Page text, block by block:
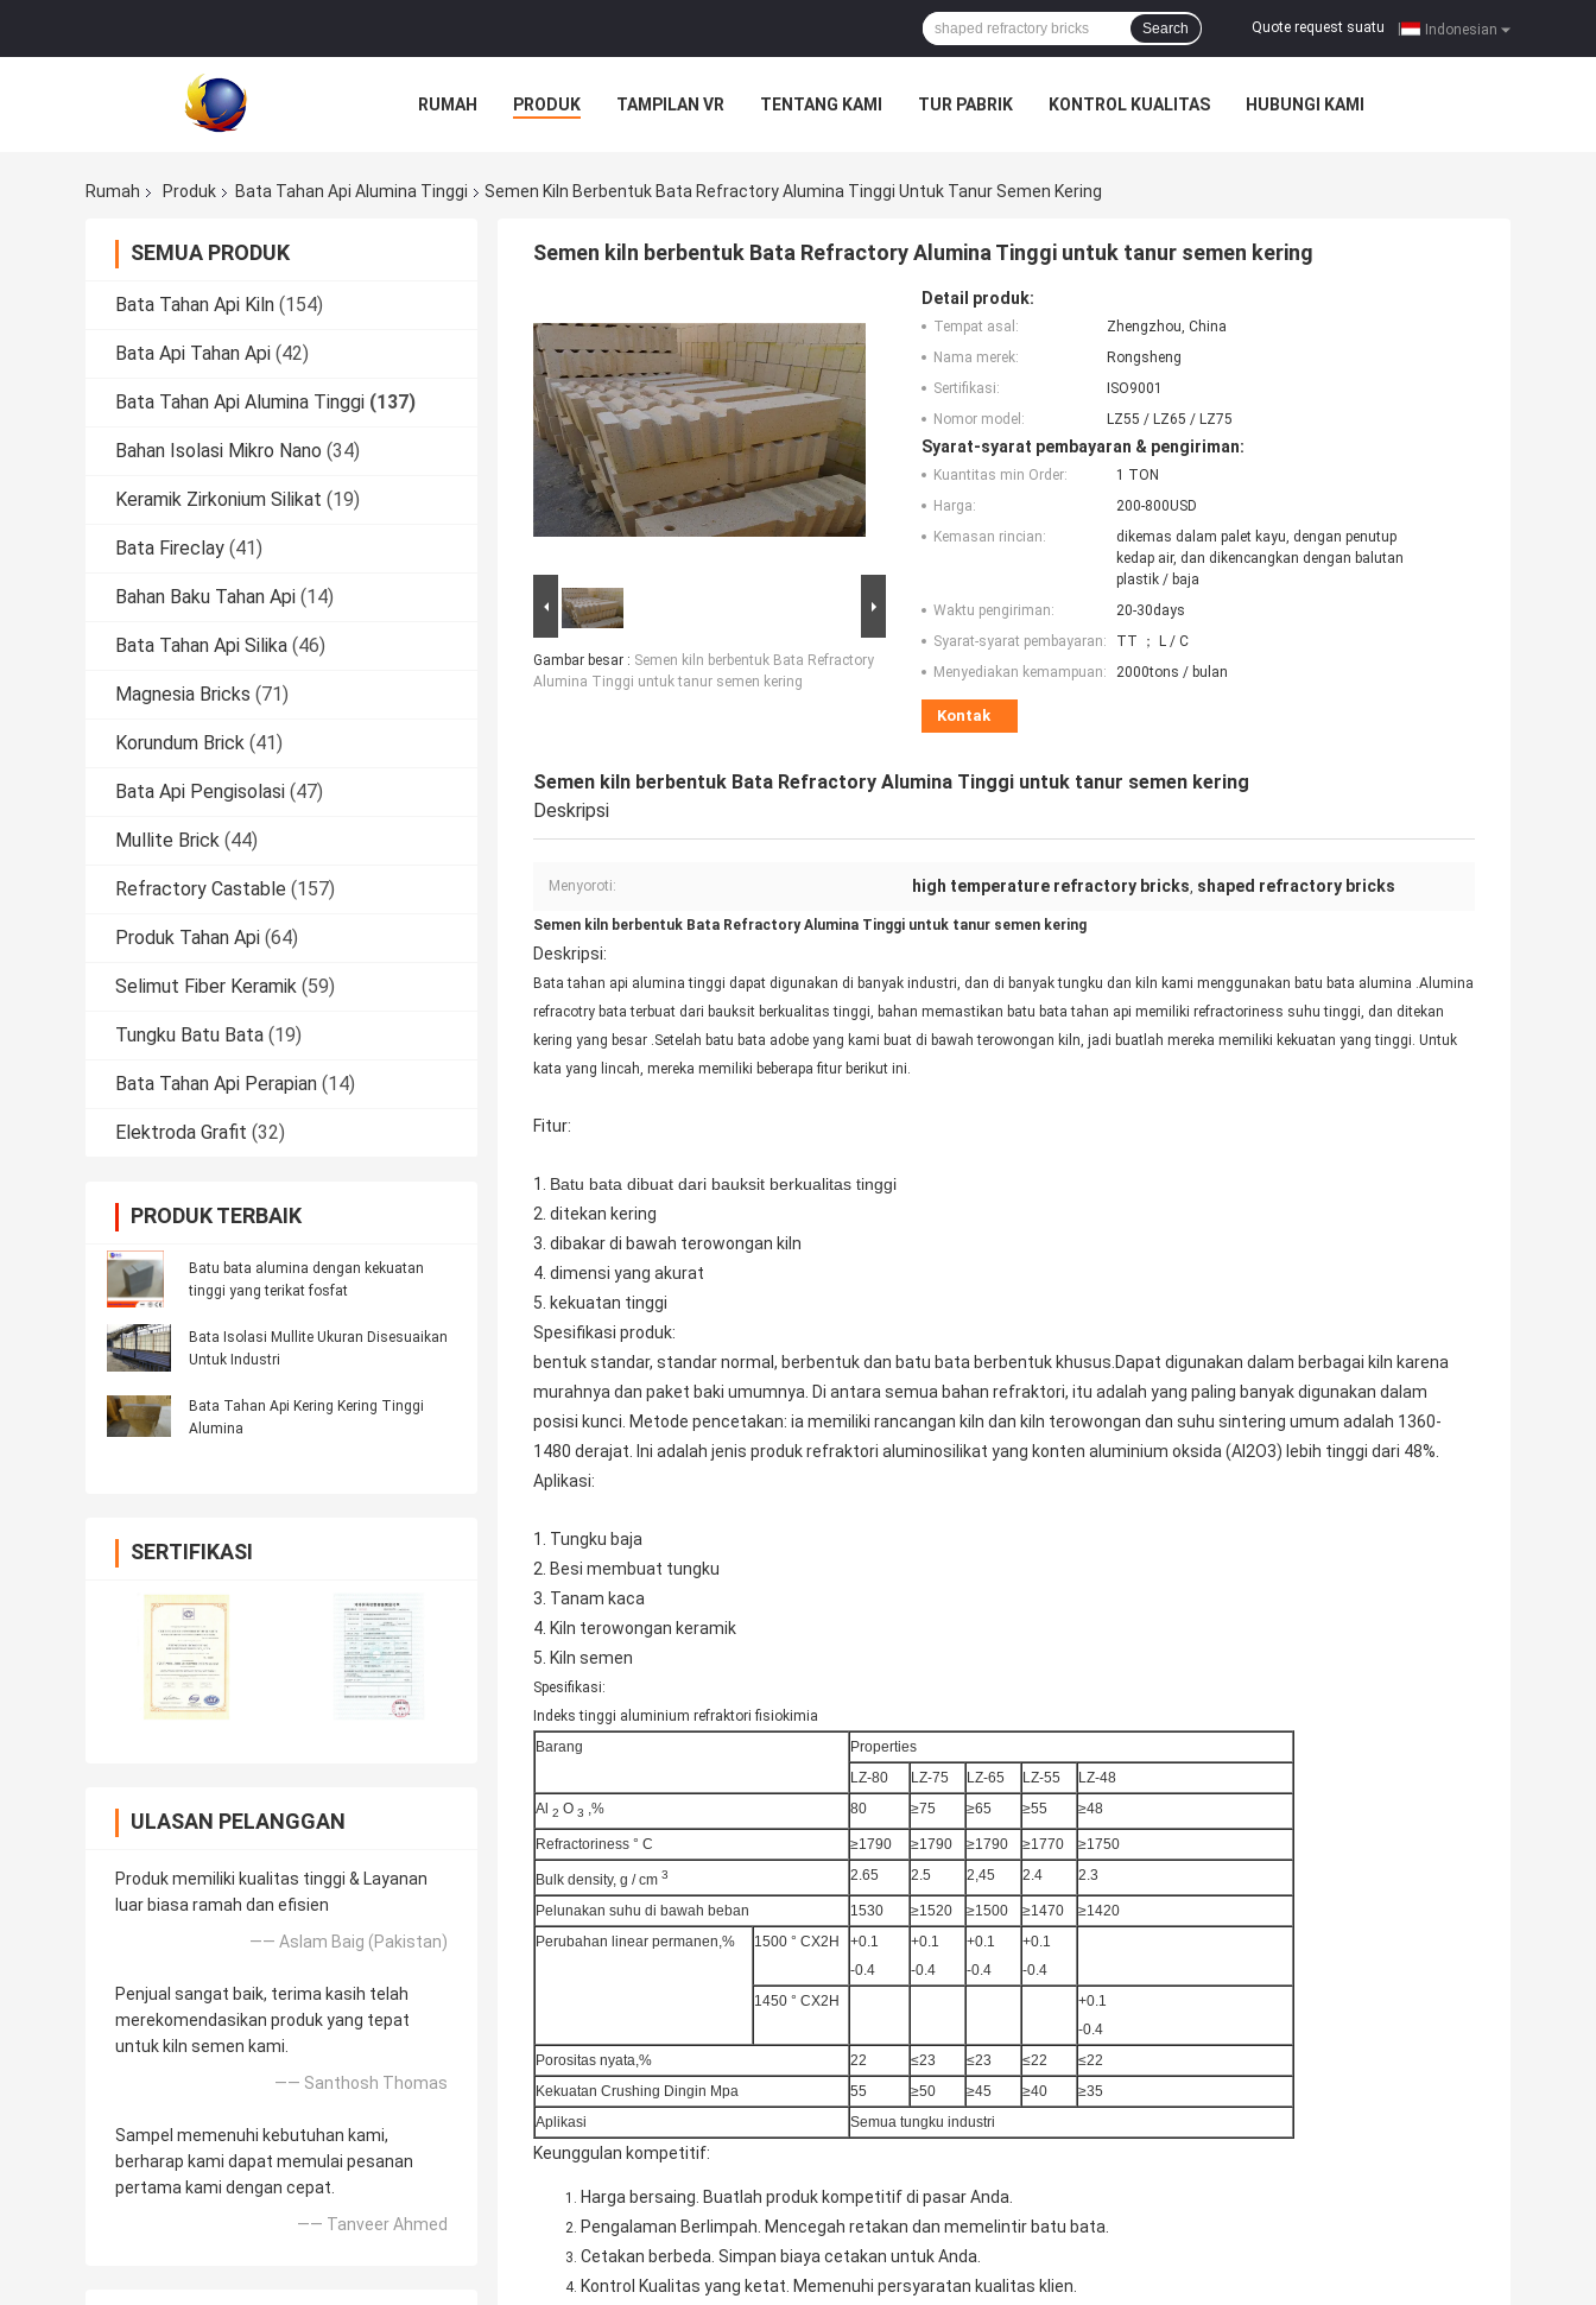
Indonesian
Quote request suatu
Search
RUMAH PRODUK TAMPILAN VR TENTANG KAMI TUR PABRIK KONTROL KUALITAS HUBUNGI KAMI
Rumah Produk Bata Tahan Api Alumina Tinggi Semen Kiln Berbentuk Bata Refractory Alumina Tinggi Untuk Tanur Semen Kering
SEMUA PRODUK
Bata Tahan Api Kiln (154)
Bata Api Tahan Api (42)
Bata Tahan Api Alumina Tinggi (137)
Bahan Isolasi Mikro Nano (34)
Keramik Zirkonium Silikat (19)
Bata Fireclay (41)
Bahan Baku Tahan Api (14)
Bata Tahan Api Silika (46)
Magnesia Bricks (71)
Korundum Brick (41)
Bata Api Pengisolasi (47)
Mullite Brick (44)
Refractory Castable (157)
Produk Tahan Api (64)
Selimut Fiber Keramik (59)
Tungku Batu Bata (19)
Bata Tahan Api Perapian (14)
Elektroda Grafit (32)
PRODUK TERBAIK
Batu bata alumina dengan kekuatan
tinggi yang terikat fosfat
Bata Isolasi Mullite Ukuran Disesuaikan
Untuk Industri
Bata Tahan Api Kering Kering Tinggi
Alumina
SERTIFIKASI
ULASAN PELANGGAN
Produk memiliki kualitas tinggi & Layanan
luar biasa ramah dan efisien
—— Aslam Baig (Pakistan)
Penjual sangat baik, terima kasih telah
merekomendasikan produk yang tepat
untuk kiln semen kami.
—— Santhosh Thomas
Sampel memenuhi kebutuhan kami,
berharap kami dapat memulai pesanan
pertama kami dengan cepat.
—— Tanveer Ahmed
Semen kiln berbentuk Bata Refractory Alumina Tinggi untuk tanur semen kering
Gambar besar : Semen kiln berbentuk Bata Refractory
Alumina Tinggi untuk tanur semen kering
Detail produk:
Tempat asal:
Zhengzhou, China
Nama merek:
Rongsheng
Sertifikasi:
ISO9001
Nomor model:
LZ55 / LZ65 / LZ75
Syarat-syarat pembayaran & pengiriman:
Kuantitas min Order:
1 TON
Harga:
200-800USD
Kemasan rincian:
dikemas dalam palet kayu, dengan penutup
kedap air, dan dikencangkan dengan balutan
plastik / baja
Waktu pengiriman:
20-30days
Syarat-syarat pembayaran:
TT ； L / C
Menyediakan kemampuan:
2000tons / bulan
Kontak
Semen kiln berbentuk Bata Refractory Alumina Tinggi untuk tanur semen kering
Deskripsi
Menyoroti: high temperature refractory bricks, shaped refractory bricks
Semen kiln berbentuk Bata Refractory Alumina Tinggi untuk tanur semen kering
Deskripsi:
Bata tahan api alumina tinggi dapat digunakan di banyak industri, dan di banyak tungku dan kiln kami menggunakan batu bata alumina .Alumina
refracotry bata terbuat dari bauksit berkualitas tinggi, bahan memastikan batu bata tahan api memiliki refractoriness suhu tinggi, dan ditekan
kering yang besar .Setelah batu bata adobe yang kami buat di bawah terowongan kiln, jadi buatlah mereka memiliki kekuatan yang tinggi. Untuk
kata yang lincah, mereka memiliki beberapa fitur berikut ini.
Fitur:
1. Batu bata dibuat dari bauksit berkualitas tinggi
2. ditekan kering
3. dibakar di bawah terowongan kiln
4. dimensi yang akurat
5. kekuatan tinggi
Spesifikasi produk:
bentuk standar, standar normal, berbentuk dan batu bata berbentuk khusus.Dapat digunakan dalam berbagai kiln karena
murahnya dan paket baki umumnya. Di antara semua bahan refraktori, itu adalah yang paling banyak digunakan dalam
posisi kunci. Metode pencetakan: ia memiliki rancangan kiln dan kiln terowongan dan suhu sintering umum adalah 1360-
1480 derajat. Ini adalah jenis produk refraktori aluminosilikat yang konten aluminium oksida (Al2O3) lebih tinggi dari 48%.
Aplikasi:
1. Tungku baja
2. Besi membuat tungku
3. Tanam kaca
4. Kiln terowongan keramik
5. Kiln semen
Spesifikasi:
Indeks tinggi aluminium refraktori fisiokimia
Barang
Properties
LZ-80
LZ-75 LZ-65 LZ-55
LZ-48
Al 2 O 3 ,% 80 ≥75 ≥65 ≥55 ≥48
Refractoriness ° C ≥1790 ≥1790 ≥1790 ≥1770 ≥1750
Bulk density, g / cm 3 2.65 2.5 2,45 2.4 2.3
Pelunakan suhu di bawah beban 1530 ≥1520 ≥1500 ≥1470
≥1420
Perubahan linear permanen,%
1500 ° CX2H
+0.1
-0.4
+0.1
-0.4
+0.1
-0.4
+0.1
-0.4
1450 ° CX2H
+0.1
-0.4
Porositas nyata,%
22 ≤23 ≤23 ≤22
≤22
Kekuatan Crushing Dingin Mpa
55 ≥50 ≥45 ≥40
≥35
Aplikasi
Semua tungku industri
Keunggulan kompetitif:
Harga bersaing. Buatlah produk kompetitif di pasar Anda.
Pengalaman Berlimpah. Mencegah retakan dan memelintir batu bata.
Cetakan berbeda. Simpan biaya cetakan untuk Anda.
Kontrol Kualitas yang ketat. Memenuhi persyaratan kualitas klien.